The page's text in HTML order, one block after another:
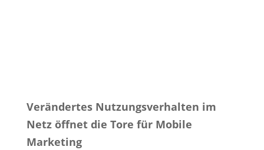
Verändertes Nutzungsverhalten im
Netz öffnet die Tore für Mobile
Marketing